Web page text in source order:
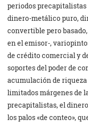
periodos
dinero-metálico puro,
convertible pero
en el emisor-,
de crédito comercial y
soportes del poder de
acumulación de riqueza
limitados márgenes de
precapitalistas, el
los palos «de conteo»,